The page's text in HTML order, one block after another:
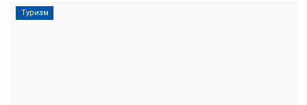
Туризм